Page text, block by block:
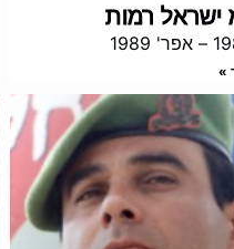
ישראל רמות
»